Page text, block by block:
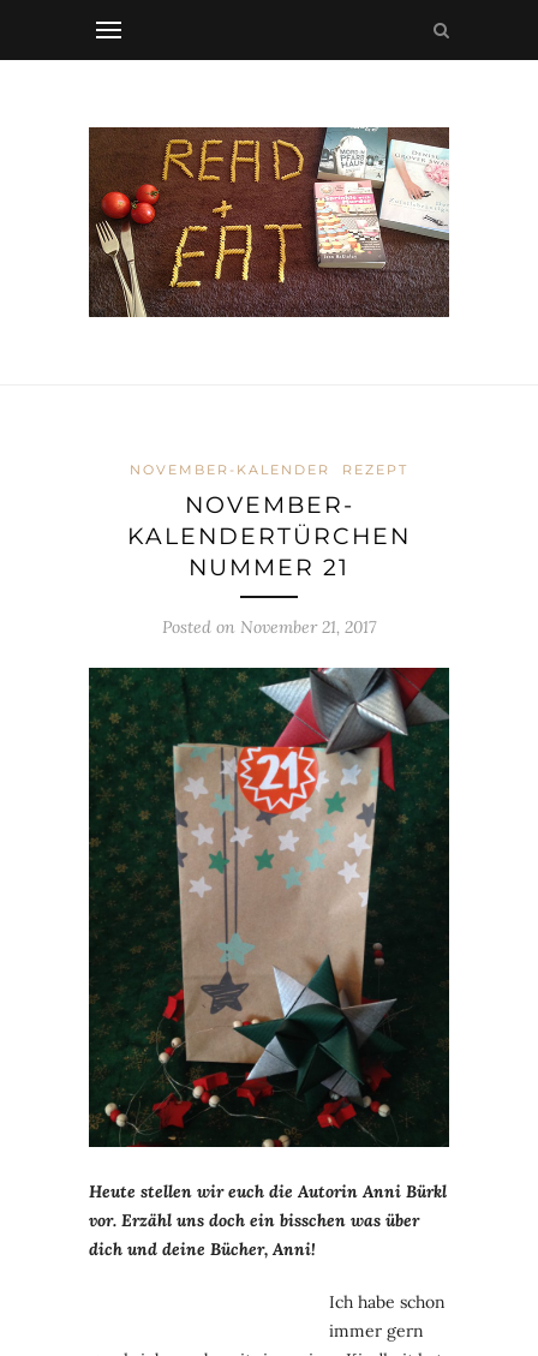
NOVEMBER-KALENDER REZEPT
NOVEMBER-
KALENDERTÜRCHEN
NUMMER 21
Posted on November 21, 2017
Heute stellen wir euch die Autorin Anni Bürkl
vor. Erzähl uns doch ein bisschen was über
dich und deine Bücher, Anni!
Ich habe schon
immer gern